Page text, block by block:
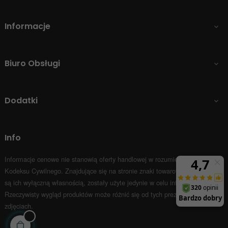
Informacje 
Biuro Obsługi 
Dodatki 
Info
Informacje cenowe nie stanowią oferty handlowej w rozumieniu Art.66 par.1
Kodeksu Cywilnego. Znajdujące się na stronie znaki towarowe i nazwy firm
są ich wyłączną własnością, zostały użyte jedynie w celu informacyjnym.
Rzeczywisty wygląd produktów może różnić się od tych prezentowanych na
zdjęciach.